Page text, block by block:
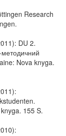
Research
DU 2.
Nova knyga.
155 S.